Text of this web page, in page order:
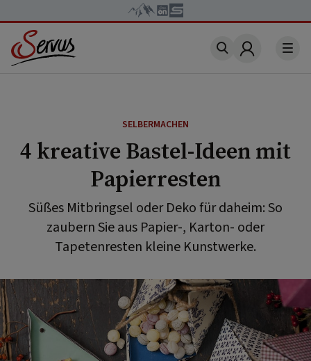
Account
SELBERMACHEN
4 kreative Bastel-Ideen mit
Papierresten
Süßes Mitbringsel oder Deko für daheim: So
zaubern Sie aus Papier-, Karton- oder
Tapetenresten kleine Kunstwerke.